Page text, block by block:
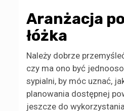
Aranżacja
łóżka
Należy dobrze
czy ma ono być
sypialni, by móc uznać,
planowania dostępnej
jeszcze do